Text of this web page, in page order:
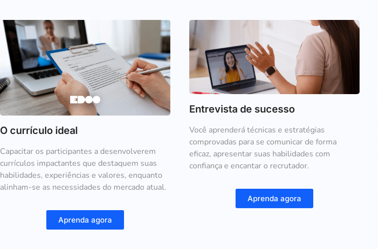
O currículo ideal
Capacitar os participantes a desenvolverem
currículos impactantes que destaquem suas
habilidades, experiências e valores, enquanto
alinham-se as necessidades do mercado atual.
Aprenda agora
Entrevista de sucesso
Você aprenderá técnicas e estratégias
comprovadas para se comunicar de forma
eficaz, apresentar suas habilidades com
confiança e encantar o recrutador.
Aprenda agora